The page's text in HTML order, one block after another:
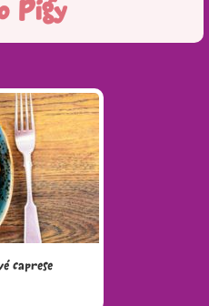
Pigy
caprese